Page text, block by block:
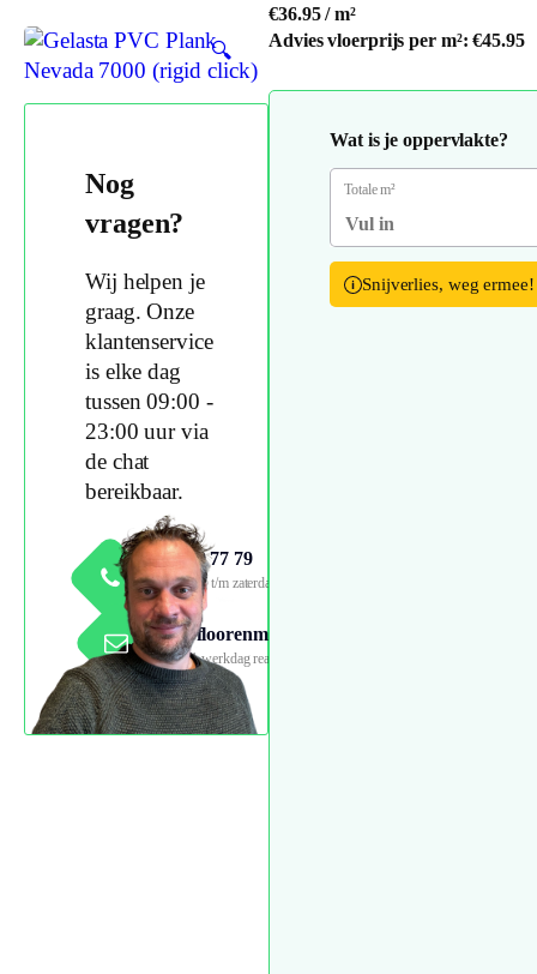
🔍
Nog
vragen?
Wij helpen je
graag. Onze
klantenservice
is elke dag
tussen 09:00 -
23:00 uur via
de chat
bereikbaar.
0800 999 77 79
Maandag t/m zaterdag 09:00
- 18:00
info@floorenmore.nl
Binnen 1 werkdag reactie
€36.95/ m²
Advies vloerprijs per m²: €45.95
Wat is je oppervlakte?
Totale m²
Snijverlies, weg